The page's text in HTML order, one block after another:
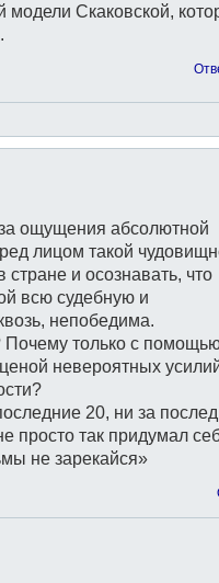
модели Скаковской,
ощущения абсолютной
лицом такой
стране и осознавать, что
всю судебную и
непобедима.
Почему только с
невероятных
20, ни за
просто так придумал
не зарекайся»